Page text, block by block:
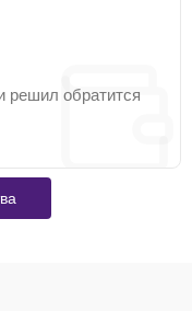
решил обратится